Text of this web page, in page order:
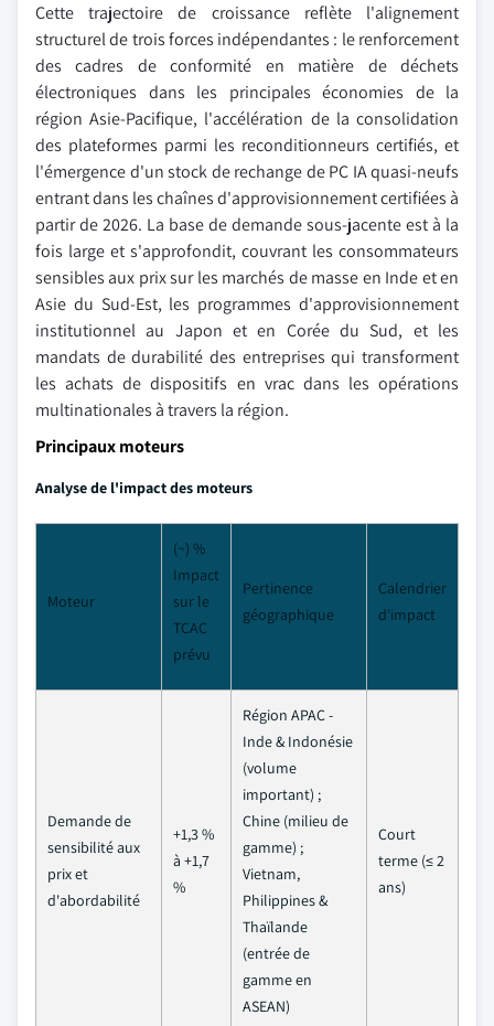
Cette trajectoire de croissance reflète l'alignement
structurel de trois forces indépendantes : le renforcement
des cadres de conformité en matière de déchets
électroniques dans les principales économies de la
région Asie-Pacifique, l'accélération de la consolidation
des plateformes parmi les reconditionneurs certifiés, et
l'émergence d'un stock de rechange de PC IA quasi-neufs
entrant dans les chaînes d'approvisionnement certifiées à
partir de 2026. La base de demande sous-jacente est à la
fois large et s'approfondit, couvrant les consommateurs
sensibles aux prix sur les marchés de masse en Inde et en
Asie du Sud-Est, les programmes d'approvisionnement
institutionnel au Japon et en Corée du Sud, et les
mandats de durabilité des entreprises qui transforment
les achats de dispositifs en vrac dans les opérations
multinationales à travers la région.
Principaux moteurs
Analyse de l'impact des moteurs
Moteur
(~) %
Impact
sur le
TCAC
prévu
Pertinence
géographique
Calendrier
d'impact
Demande de
sensibilité aux
prix et
d'abordabilité
+1,3 %
à +1,7
%
Région APAC -
Inde & Indonésie
(volume
important) ;
Chine (milieu de
gamme) ;
Vietnam,
Philippines &
Thaïlande
(entrée de
gamme en
ASEAN)
Court
terme (≤ 2
ans)